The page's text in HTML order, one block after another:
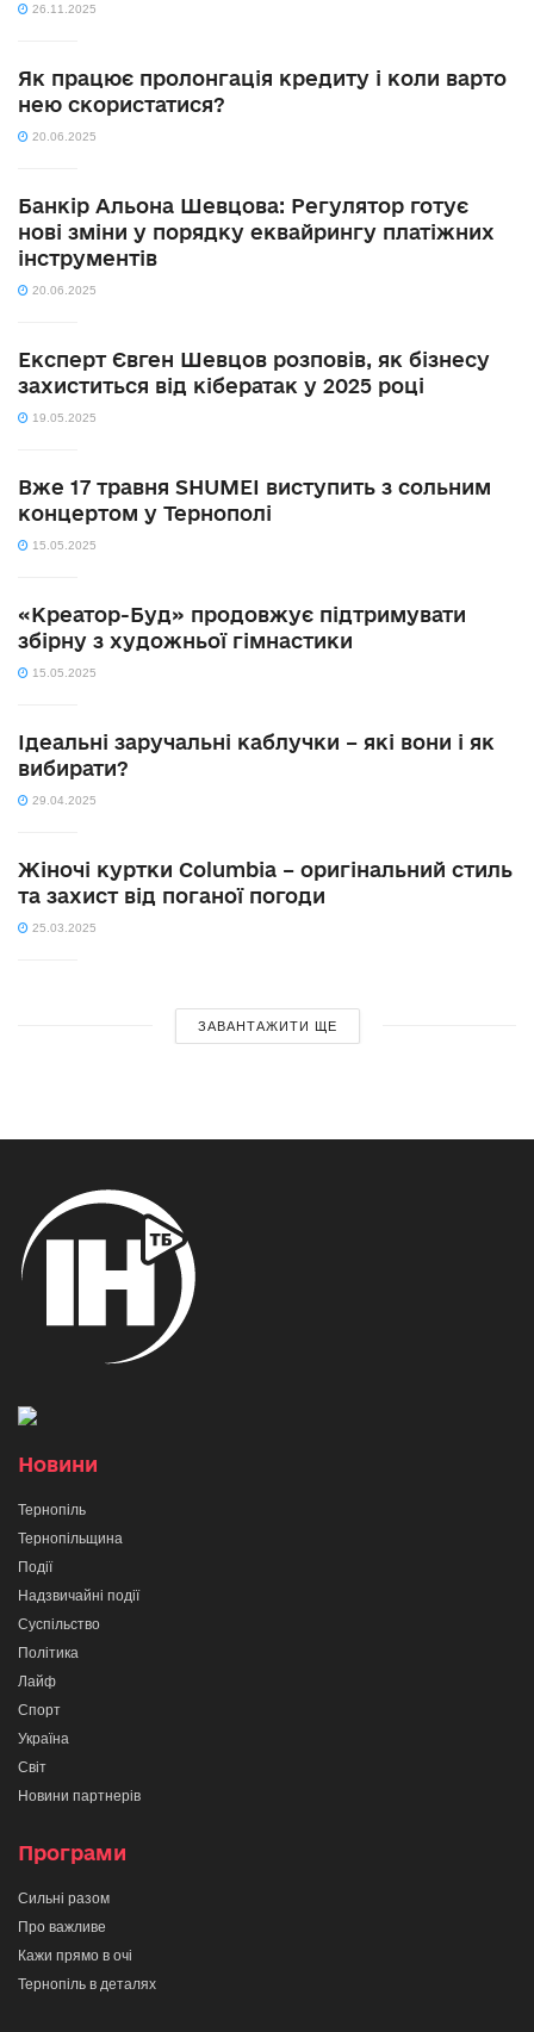
26.11.2025
Як працює пролонгація кредиту і коли варто
нею скористатися?
20.06.2025
Банкір Альона Шевцова: Регулятор готує
нові зміни у порядку еквайрингу платіжних
інструментів
20.06.2025
Експерт Євген Шевцов розповів, як бізнесу
захиститься від кібератак у 2025 році
19.05.2025
Вже 17 травня SHUMEI виступить з сольним
концертом у Тернополі
15.05.2025
«Креатор-Буд» продовжує підтримувати
збірну з художньої гімнастики
15.05.2025
Ідеальні заручальні каблучки – які вони і як
вибирати?
29.04.2025
Жіночі куртки Columbia – оригінальний стиль
та захист від поганої погоди
25.03.2025
ЗАВАНТАЖИТИ ЩЕ
Новини
Тернопіль
Тернопільщина
Події
Надзвичайні події
Суспільство
Політика
Лайф
Спорт
Україна
Світ
Новини партнерів
Програми
Сильні разом
Про важливе
Кажи прямо в очі
Тернопіль в деталях